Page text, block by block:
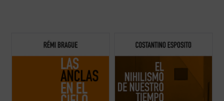
Lo que el autor nos ofrece aquí, con su
combinación característica de erudición e
decadencia ni el lamento nostálgico
respecto del mundo del pensamiento de
una época ya pasada, sino un resumen
(ver ficha)
El nihilismo se ha convertido en nuestro
tiempo en una cuestión abierta. ¿De qué
abocaba a una pérdida de valores e ideales,
plantea en estos momentos cuestiones ...
(ver ficha)